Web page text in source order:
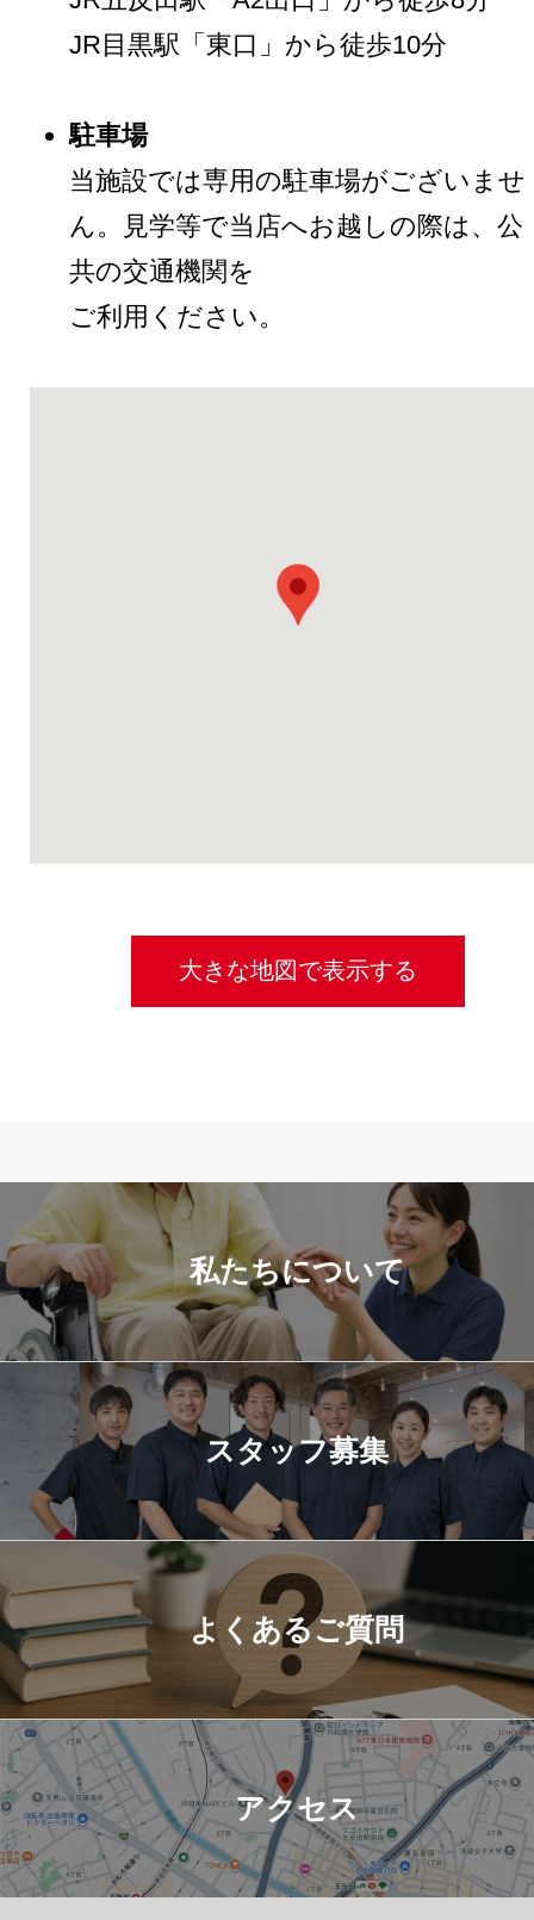
JR目黒駅「東口」から徒歩10分
駐車場
当施設では専用の駐車場がございませ
ん。見学等で当店へお越しの際は、公
共の交通機関を
ご利用ください。
大きな地図で表示する
私たちについて
スタッフ募集
よくあるご質問
アクセス